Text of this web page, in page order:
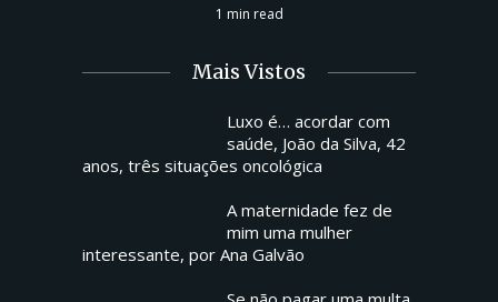
1 min read
Mais Vistos
Luxo é… acordar com
saúde, João da Silva, 42
anos, três situações oncológica
A maternidade fez de
mim uma mulher
interessante, por Ana Galvão